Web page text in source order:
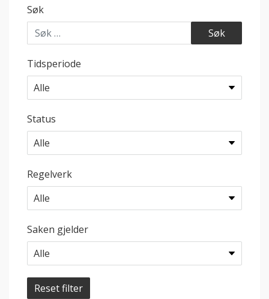
Søk
Tidsperiode
Status
Regelverk
Saken gjelder
Reset filter